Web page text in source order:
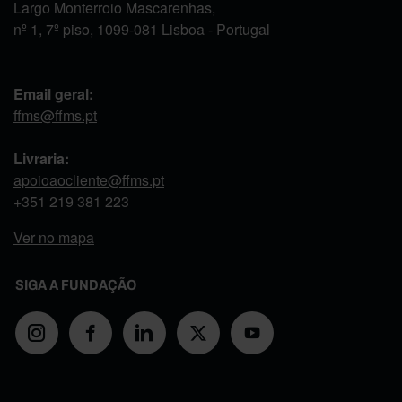
Largo Monterroio Mascarenhas,
nº 1, 7º piso, 1099-081 Lisboa - Portugal
Email geral:
ffms@ffms.pt
Livraria:
apoioaocliente@ffms.pt
+351 219 381 223
Ver no mapa
SIGA A FUNDAÇÃO